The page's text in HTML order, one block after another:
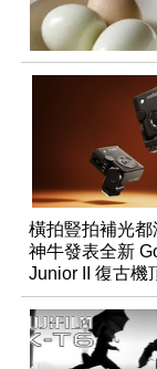
橫拍豎拍補光都
神牛發表全新
Junior II 復古機